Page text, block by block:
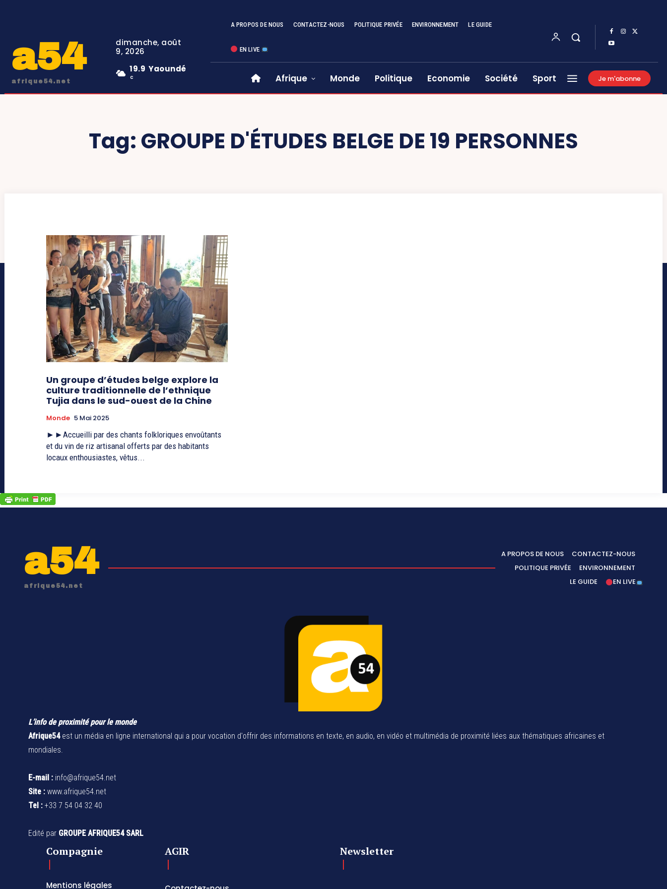
a54
afrique54.net
dimanche, août
9, 2026
19.9
C
Yaoundé
A PROPOS DE NOUS CONTACTEZ-NOUS POLITIQUE PRIVÉE ENVIRONNEMENT LE GUIDE
EN LIVE
Afrique Monde Politique Economie Société Sport Je m'abonne
Tag: GROUPE D'ÉTUDES BELGE DE 19 PERSONNES
Un groupe d’études belge explore la
culture traditionnelle de l’ethnique
Tujia dans le sud-ouest de la Chine
Monde 5 Mai 2025
►►Accueilli par des chants folkloriques envoûtants
et du vin de riz artisanal offerts par des habitants
locaux enthousiastes, vêtus...
a54
afrique54.net
A PROPOS DE NOUS
CONTACTEZ-NOUS
POLITIQUE PRIVÉE
ENVIRONNEMENT
LE GUIDE
EN LIVE
L’info de proximité pour le monde
Afrique54est un média en ligne international qui a pour vocation d'offrir des informations en texte, en audio, en vidéo et multimédia de proximité liées aux thématiques africaines et
mondiales.
E-mail : info@afrique54.net
Site : www.afrique54.net
Tel : +33 7 54 04 32 40
Edité par GROUPE AFRIQUE54 SARL
Compagnie
Mentions légales
AGIR Newsletter